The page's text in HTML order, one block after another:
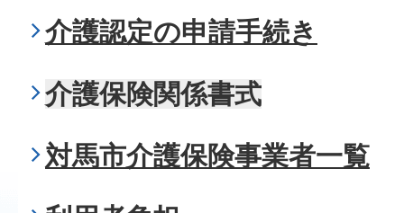
介護認定の申請手続き
介護保険関係書式
対馬市介護保険事業者一覧